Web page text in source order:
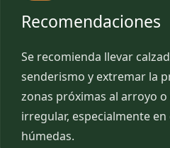
Recomendaciones
Se recomienda llevar
senderismo y extremar la
zonas próximas al arroyo
irregular, especialmente en
húmedas.